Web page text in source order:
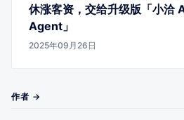
休涨客资，交给升级版「小洽
Agent」
2025年09月26日
作者 →